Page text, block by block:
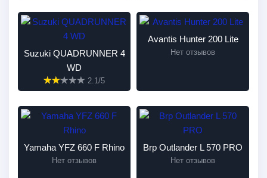
Suzuki QUADRUNNER 4
WD
2.1/5
Avantis Hunter 200 Lite
Нет отзывов
Yamaha YFZ 660 F Rhino
Нет отзывов
Brp Outlander L 570 PRO
Нет отзывов